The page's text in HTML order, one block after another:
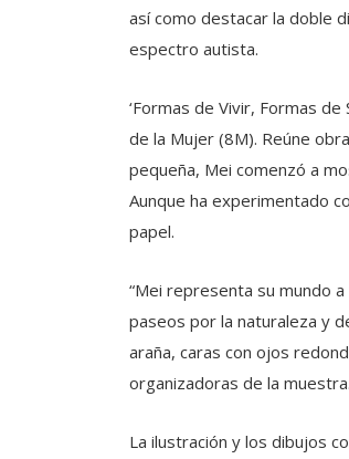
así como destacar la doble
espectro autista.
‘Formas de Vivir, Formas
de la Mujer (8M). Reúne
pequeña, Mei comenzó a
Aunque ha experimentado
papel.
“Mei representa su mundo
paseos por la naturaleza y
araña, caras con ojos
organizadoras de la muestra.
La ilustración y los dibujos